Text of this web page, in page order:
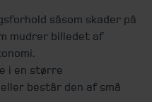
såsom skader på
mudrer billedet af
i en større
består den af små